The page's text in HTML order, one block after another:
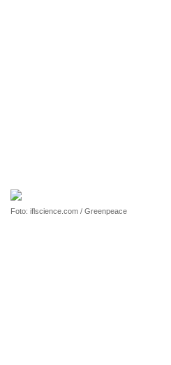
Foto: iflscience.com / Greenpeace